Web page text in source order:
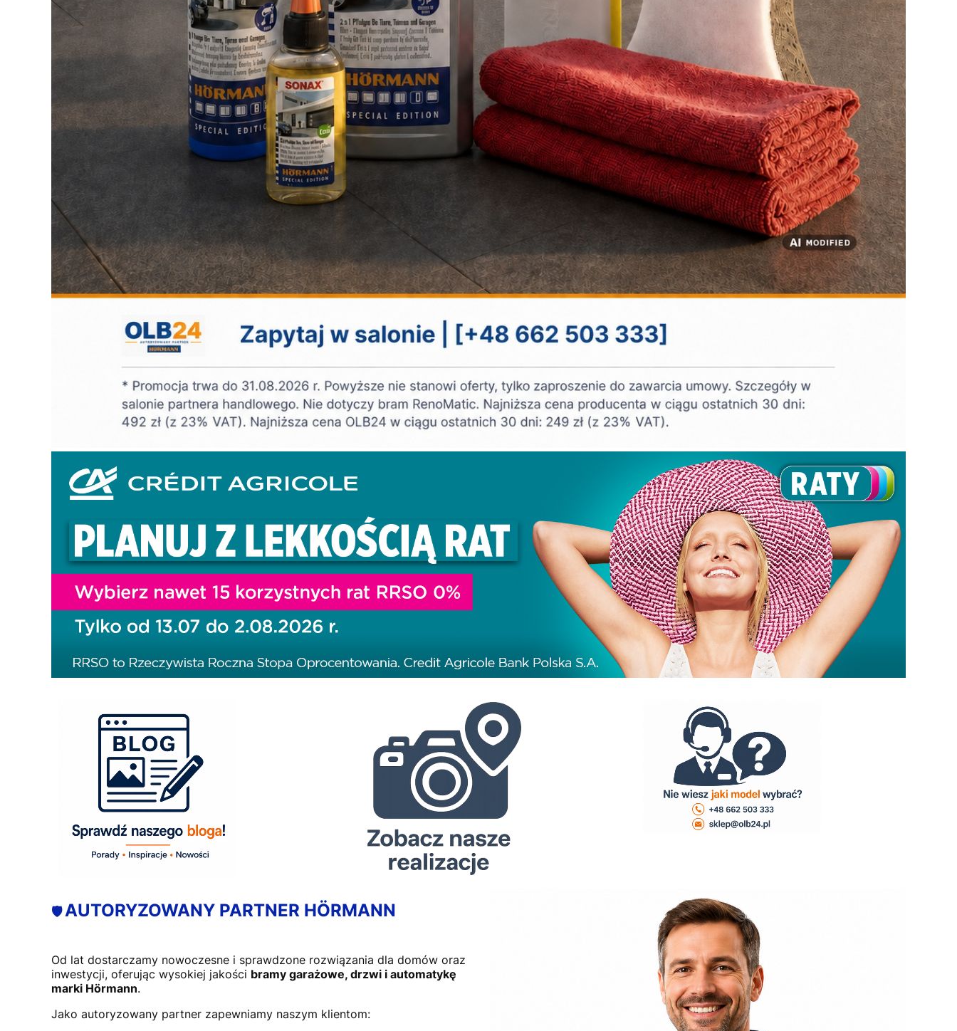
🛡️AUTORYZOWANY PARTNER HÖRMANN
Od lat dostarczamy nowoczesne i sprawdzone rozwiązania dla domów oraz
inwestycji, oferując wysokiej jakości bramy garażowe, drzwi i automatykę
marki Hörmann.
Jako autoryzowany partner zapewniamy naszym klientom: